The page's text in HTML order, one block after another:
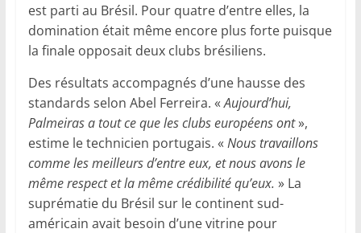
est parti au Brésil. Pour quatre d’entre elles, la
domination était même encore plus forte puisque
la finale opposait deux clubs brésiliens.
Des résultats accompagnés d’une hausse des
standards selon Abel Ferreira. «Aujourd’hui,
Palmeiras a tout ce que les clubs européens ont»,
estime le technicien portugais. « Nous travaillons
comme les meilleurs d’entre eux, et nous avons le
même respect et la même crédibilité qu’eux. » La
suprématie du Brésil sur le continent sud-
américain avait besoin d’une vitrine pour